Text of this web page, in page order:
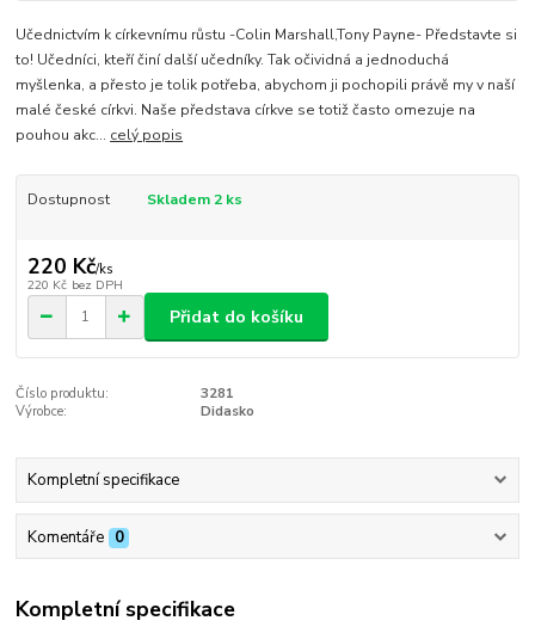
Učednictvím k církevnímu růstu -Colin Marshall,Tony Payne- Představte si
to! Učedníci, kteří činí další učedníky. Tak očividná a jednoduchá
myšlenka, a přesto je tolik potřeba, abychom ji pochopili právě my v naší
malé české církvi. Naše představa církve se totiž často omezuje na
pouhou akc... celý popis
Dostupnost Skladem 2 ks
220 Kč/ks
220 Kč bez DPH
Přidat do košíku
Číslo produktu:
3281
Výrobce:
Didasko
Kompletní specifikace
Komentáře 0
Kompletní specifikace